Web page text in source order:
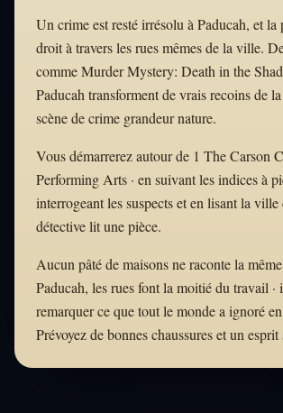
Un crime est resté irrésolu à Paducah, et la
droit à travers les rues mêmes de la ville.
comme Murder Mystery: Death in the
Paducah transforment de vrais recoins de
scène de crime grandeur nature.
Vous démarrerez autour de 1 The Carson
Performing Arts · en suivant les indices à
interrogeant les suspects et en lisant la ville
détective lit une pièce.
Aucun pâté de maisons ne raconte la
Paducah, les rues font la moitié du travail ·
remarquer ce que tout le monde a ignoré
Prévoyez de bonnes chaussures et un